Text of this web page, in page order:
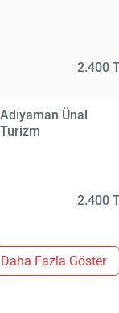
2.400
Adıyaman Ünal
Turizm
2.400
Daha Fazla Göster